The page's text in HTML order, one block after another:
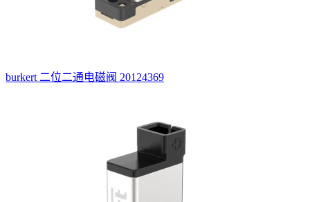
burkert 二位二通电磁阀 20124369